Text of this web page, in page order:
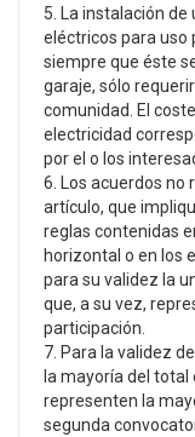
5. La instalación
eléctricos para uso
siempre que éste
garaje, sólo
comunidad. El
electricidad
por el o los
6. Los acuerdos no
artículo, que
reglas contenidas
horizontal o en los
para su validez la
que, a su vez,
participación.
7. Para la validez
la mayoría del total
representen la
segunda